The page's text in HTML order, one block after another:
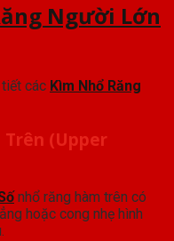
Người Lớn
tiết các Kìm Nhổ Răng
Trên (Upper
nhổ răng hàm trên có
hoặc cong nhẹ hình